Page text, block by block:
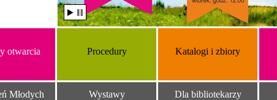
otwarcia Procedury Katalogi i zbiory
Młodych Wystawy Dla bibliotekarzy